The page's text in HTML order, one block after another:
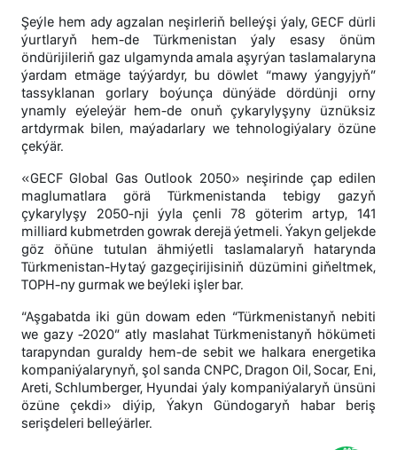
Şeýle hem ady agzalan neşirleriň belleýşi ýaly, GECF dürli
ýurtlaryň hem-de Türkmenistan ýaly esasy önüm
öndürijileriň gaz ulgamynda amala aşyrýan taslamalaryna
ýardam etmäge taýýardyr, bu döwlet “mawy ýangyjyň”
tassyklanan gorlary boýunça dünýäde dördünji orny
ynamly eýeleýär hem-de onuň çykarylyşyny üznüksiz
artdyrmak bilen, maýadarlary we tehnologiýalary özüne
çekýär.
«GECF Global Gas Outlook 2050» neşirinde çap edilen
maglumatlara görä Türkmenistanda tebigy gazyň
çykarylyşy 2050-nji ýyla çenli 78 göterim artyp, 141
milliard kubmetrden gowrak derejä ýetmeli. Ýakyn geljekde
göz öňüne tutulan ähmiýetli taslamalaryň hatarynda
Türkmenistan-Hytaý gazgeçirijisiniň düzümini giňeltmek,
TOPH-ny gurmak we beýleki işler bar.
“Aşgabatda iki gün dowam eden “Türkmenistanyň nebiti
we gazy -2020” atly maslahat Türkmenistanyň hökümeti
tarapyndan guraldy hem-de sebit we halkara energetika
kompaniýalarynyň, şol sanda CNPC, Dragon Oil, Socar, Eni,
Areti, Schlumberger, Hyundai ýaly kompaniýalaryň ünsüni
özüne çekdi» diýip, Ýakyn Gündogaryň habar beriş
serişdeleri belleýärler.